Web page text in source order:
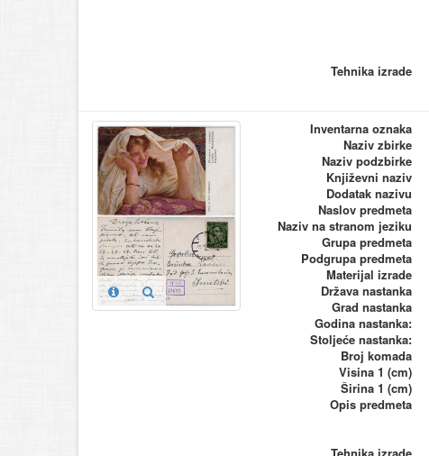
Tehnika izrade
Inventarna oznaka
Naziv zbirke
Naziv podzbirke
Književni naziv
Dodatak nazivu
Naslov predmeta
Naziv na stranom jeziku
Grupa predmeta
Podgrupa predmeta
Materijal izrade
Država nastanka
Grad nastanka
Godina nastanka:
Stoljeće nastanka:
Broj komada
Visina 1 (cm)
Širina 1 (cm)
Opis predmeta